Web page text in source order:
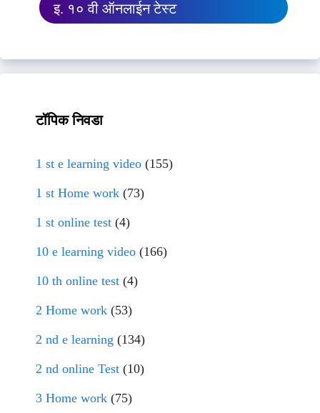
इ. १० वी ऑनलाईन टेस्ट
टॉपिक निवडा
1 st e learning video (155)
1 st Home work (73)
1 st online test (4)
10 e learning video (166)
10 th online test (4)
2 Home work (53)
2 nd e learning (134)
2 nd online Test (10)
3 Home work (75)